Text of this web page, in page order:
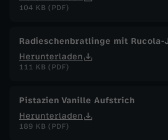
104 KB (PDF)
Radieschenbratlinge mit
Herunterladen
111 KB (PDF)
Pistazien Vanille Aufstrich
Herunterladen
189 KB (PDF)